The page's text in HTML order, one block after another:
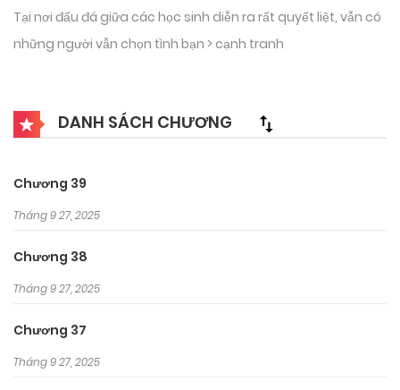
Tại nơi đấu đá giữa các học sinh diễn ra rất quyết liệt, vẫn có
những người vẫn chọn tình bạn > cạnh tranh
DANH SÁCH CHƯƠNG
Chương 39
Tháng 9 27, 2025
Chương 38
Tháng 9 27, 2025
Chương 37
Tháng 9 27, 2025